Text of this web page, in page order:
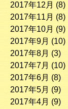
2017年12月 (8)
2017年11月 (8)
2017年10月 (9)
2017年9月 (10)
2017年8月 (3)
2017年7月 (10)
2017年6月 (8)
2017年5月 (9)
2017年4月 (9)